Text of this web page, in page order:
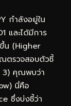
กำลังอยู่ใน
และได้มีการ
น (Higher
ณตรวจสอบตัวชี้
3) คุณพบว่า
นี่คือ
ซึ่งบ่งชี้ว่า